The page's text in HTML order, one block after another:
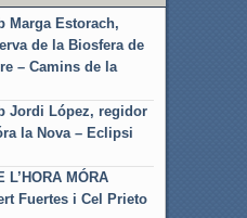
Marga Estorach,
de la Biosfera de
– Camins de la
Jordi López, regidor
la Nova – Eclipsi
L’HORA MÓRA
Fuertes i Cel Prieto